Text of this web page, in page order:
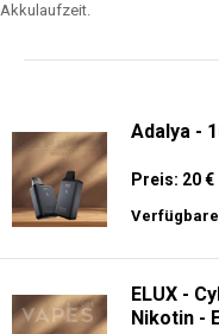
Akkulaufzeit.
Adalya -
Preis: 20 €
ELUX -
Nikotin -